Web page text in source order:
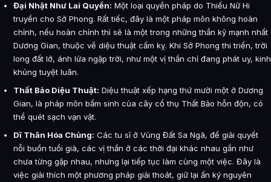
Đại Nhật Như Lai Quyền: Một loại quyền pháp do Thiếu Nữ Hi
truyền cho Sở Phong. Rất tiếc, đây là một pháp môn không hoàn
chỉnh, nếu hoàn chỉnh thì sẽ là một trong những thần kỹ mạnh nhất
Dương Gian, thuộc về diệu thuật cấm kỵ. Khi Sở Phong thi triển, trời
long đất lở, ánh lửa ngập trời, như một vị thần chỉ đang phát uy, kinh
khủng tuyệt luân.
Thất Bảo Diệu Thuật: Diệu thuật xếp hạng thứ mười một ở Dương
Gian, là pháp môn bẩm sinh của cây cổ thụ Thất Bảo hỗn độn, có
thể quét sạch vạn vật.
Dĩ Thân Hóa Chủng: Các tu sĩ ở Vùng Đất Sa Ngã, để giải quyết
nỗi buồn tuổi già, các vị thần ở các thời đại khác nhau gần như
chưa từng gặp nhau, nhưng lại tiếp tục làm cùng một việc. Đây là
việc giải thích một phương pháp giải thoát, giữ lại ấn ký nguyên